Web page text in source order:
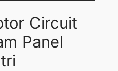
Circuit
Panel